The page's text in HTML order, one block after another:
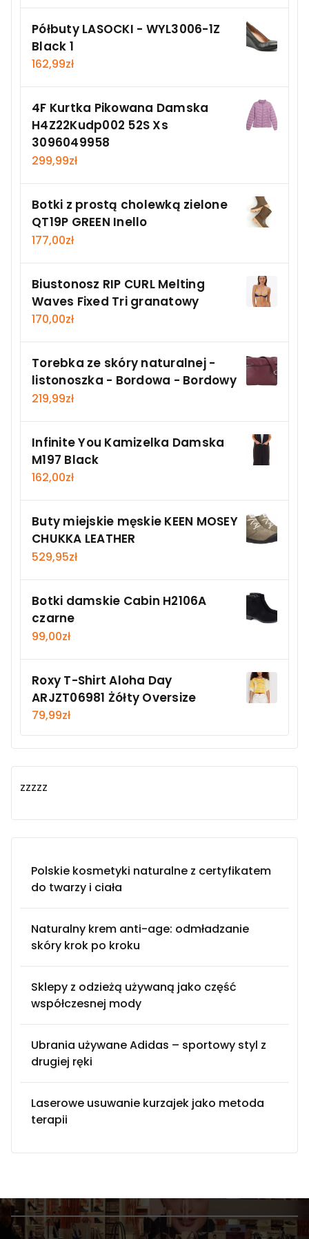
Półbuty LASOCKI - WYL3006-1Z
Black 1
162,99zł
4F Kurtka Pikowana Damska
H4Z22Kudp002 52S Xs
3096049958
299,99zł
Botki z prostą cholewką zielone
QT19P GREEN Inello
177,00zł
Biustonosz RIP CURL Melting
Waves Fixed Tri granatowy
170,00zł
Torebka ze skóry naturalnej -
listonoszka - Bordowa - Bordowy
219,99zł
Infinite You Kamizelka Damska
M197 Black
162,00zł
Buty miejskie męskie KEEN MOSEY
CHUKKA LEATHER
529,95zł
Botki damskie Cabin H2106A
czarne
99,00zł
Roxy T-Shirt Aloha Day
ARJZT06981 Żółty Oversize
79,99zł
zzzzz
Polskie kosmetyki naturalne z certyfikatem
do twarzy i ciała
Naturalny krem anti-age: odmładzanie
skóry krok po kroku
Sklepy z odzieżą używaną jako część
współczesnej mody
Ubrania używane Adidas – sportowy styl z
drugiej ręki
Laserowe usuwanie kurzajek jako metoda
terapii